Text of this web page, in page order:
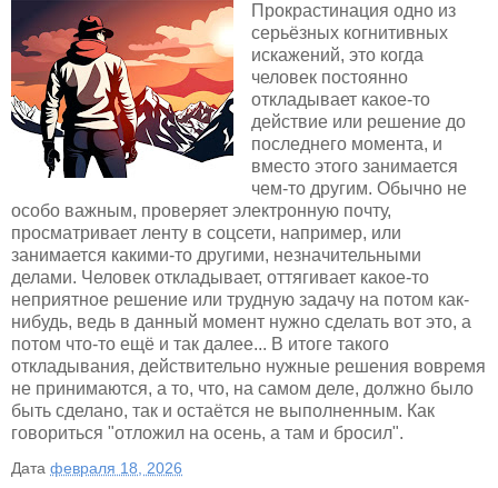
Прокрастинация одно из
серьёзных когнитивных
искажений, это когда
человек постоянно
откладывает какое-то
действие или решение до
последнего момента, и
вместо этого занимается
чем-то другим. Обычно не
особо важным, проверяет электронную почту,
просматривает ленту в соцсети, например, или
занимается какими-то другими, незначительными
делами. Человек откладывает, оттягивает какое-то
неприятное решение или трудную задачу на потом как-
нибудь, ведь в данный момент нужно сделать вот это, а
потом что-то ещё и так далее... В итоге такого
откладывания, действительно нужные решения вовремя
не принимаются, а то, что, на самом деле, должно было
быть сделано, так и остаётся не выполненным. Как
говориться "отложил на осень, а там и бросил".
Дата февраля 18, 2026